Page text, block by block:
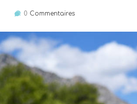
0 Commentaires